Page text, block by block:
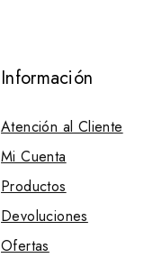
Información
Atención al Cliente
Mi Cuenta
Productos
Devoluciones
Ofertas